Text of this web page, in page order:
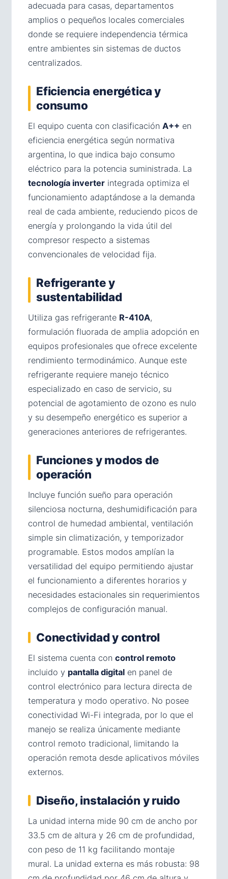
adecuada para casas, departamentos
amplios o pequeños locales comerciales
donde se requiere independencia térmica
entre ambientes sin sistemas de ductos
centralizados.
Eficiencia energética y
consumo
El equipo cuenta con clasificación A++ en
eficiencia energética según normativa
argentina, lo que indica bajo consumo
eléctrico para la potencia suministrada. La
tecnología inverter integrada optimiza el
funcionamiento adaptándose a la demanda
real de cada ambiente, reduciendo picos de
energía y prolongando la vida útil del
compresor respecto a sistemas
convencionales de velocidad fija.
Refrigerante y
sustentabilidad
Utiliza gas refrigerante R-410A,
formulación fluorada de amplia adopción en
equipos profesionales que ofrece excelente
rendimiento termodinámico. Aunque este
refrigerante requiere manejo técnico
especializado en caso de servicio, su
potencial de agotamiento de ozono es nulo
y su desempeño energético es superior a
generaciones anteriores de refrigerantes.
Funciones y modos de
operación
Incluye función sueño para operación
silenciosa nocturna, deshumidificación para
control de humedad ambiental, ventilación
simple sin climatización, y temporizador
programable. Estos modos amplían la
versatilidad del equipo permitiendo ajustar
el funcionamiento a diferentes horarios y
necesidades estacionales sin requerimientos
complejos de configuración manual.
Conectividad y control
El sistema cuenta con control remoto
incluido y pantalla digital en panel de
control electrónico para lectura directa de
temperatura y modo operativo. No posee
conectividad Wi-Fi integrada, por lo que el
manejo se realiza únicamente mediante
control remoto tradicional, limitando la
operación remota desde aplicativos móviles
externos.
Diseño, instalación y ruido
La unidad interna mide 90 cm de ancho por
33.5 cm de altura y 26 cm de profundidad,
con peso de 11 kg facilitando montaje
mural. La unidad externa es más robusta: 98